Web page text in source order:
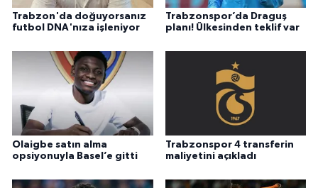
Trabzon'da doğuyorsanız
futbol DNA'nıza işleniyor
Trabzonspor’da Draguş
planı! Ülkesinden teklif var
Olaigbe satın alma
opsiyonuyla Basel’e gitti
Trabzonspor 4 transferin
maliyetini açıkladı